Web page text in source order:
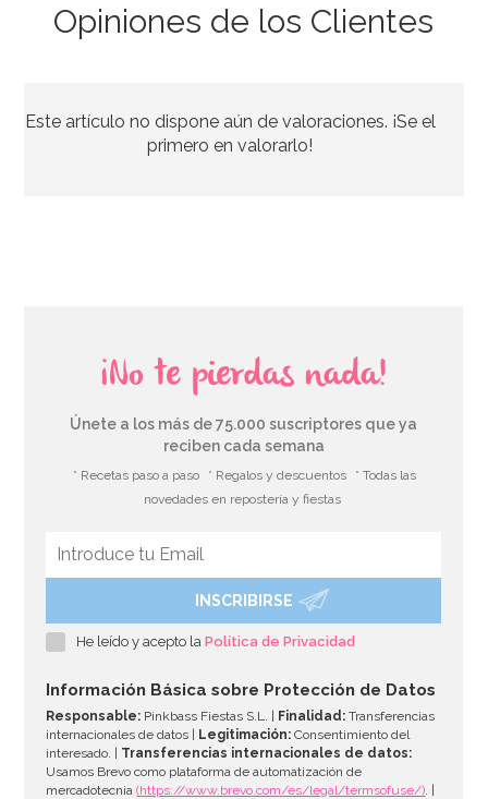
1,50€
Cinta para Atar Globos Roja 10 metros
AÑADIR
Opiniones de los Clientes
Este artículo no dispone aún de valoraciones. ¡Se el
primero en valorarlo!
¡No te pierdas nada!
Únete a los más de 75.000 suscriptores que ya
reciben cada semana
* Recetas paso a paso * Regalos y descuentos
* Todas las
novedades en repostería y fiestas
INSCRIBIRSE
He leído y acepto laPolítica de Privacidad
Información Básica sobre Protección de Datos
Responsable: Pinkbass Fiestas S.L. | Finalidad: Transferencias
internacionales de datos |
Legitimación: Consentimiento del
interesado. | Transferencias internacionales de datos:
Usamos Brevo como plataforma de automatización de
mercadotecnia(https://www.brevo.com/es/legal/termsofuse/). |